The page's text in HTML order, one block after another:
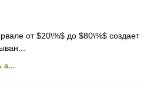
от $20\%$ до $80\%$ создает
а...